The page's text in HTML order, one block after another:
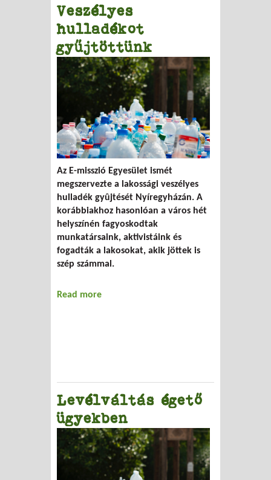
Veszélyes
hulladékot
gyűjtöttünk
Az E-misszió Egyesület ismét
megszervezte a lakossági veszélyes
hulladék gyûjtését Nyíregyházán. A
korábbiakhoz hasonlóan a város hét
helyszínén fagyoskodtak
munkatársaink, aktivistáink és
fogadták a lakosokat, akik jöttek is
szép számmal.
Read more
Levélváltás égető
ügyekben